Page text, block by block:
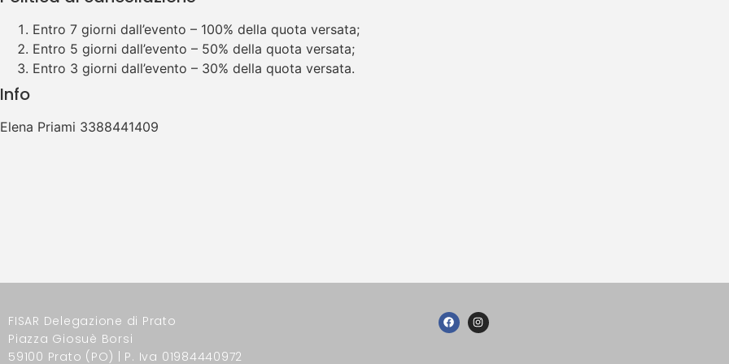
Entro 7 giorni dall’evento – 100% della quota versata;
Entro 5 giorni dall’evento – 50% della quota versata;
Entro 3 giorni dall’evento – 30% della quota versata.
Info
Elena Priami 3388441409
FISAR Delegazione di Prato
Piazza Giosuè Borsi
59100 Prato (PO) | P. Iva 01984440972